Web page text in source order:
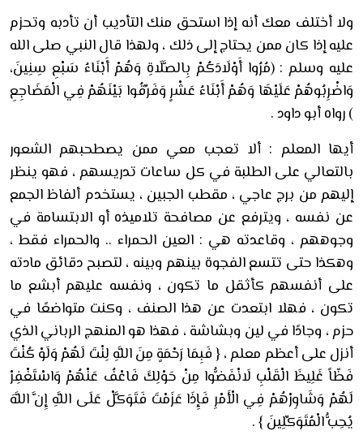
ولا أختلف معك أنه إذا استحق منك التأديب أن تأدبه وتحزم
عليه إذا كان ممن يحتاج إلى ذلك ، ولهذا قال النبي صلى الله
عليه وسلم : (مُرُوا أَوْلَادَكُمْ بِالصَّلَاةِ وَهُمْ أَبْنَاءُ سَبْعِ سِنِينَ،
وَاضْرِبُوهُمْ عَلَيْهَا وَهُمْ أَبْنَاءُ عَشْرٍ وَفَرِّقُوا بَيْنَهُمْ فِي الْمَضَاجِعِ
) رواه أبو داود .
أيها المعلم : ألا تعجب معي ممن يصطحبهم الشعور
بالتعالي على الطلبة في كل ساعات تدريسهم ، فهو ينظر
إليهم من برج عاجي ، مقطب الجبين ، يستخدم ألفاظ الجمع
عن نفسه ، ويترفع عن مصافحة تلاميذه أو الابتسامة في
وجوههم ، وقاعدته هي : العين الحمراء .. والحمراء فقط ،
وهكذا حتى تتسع الفجوة بينهم وبينه ، لتصبح دقائق مادته
على أنفسهم كأثقل ما تكون ، ونفسه عليهم أبشع ما
تكون ، فهلا ابتعدت عن هذا الصنف ، وكنت متواضعًا في
حزم ، وجادًا في لين وبشاشة ، فهذا هو المنهج الرباني الذي
أنزل على أعظم معلم ، {فَبِمَا رَحْمَةٍ مِنَ اللَّهِ لِنْتَ لَهُمْ وَلَوْ كُنْتَ
فَظّاً غَلِيظَ الْقَلْبِ لَانْفَضُّوا مِنْ حَوْلِكَ فَاعْفُ عَنْهُمْ وَاسْتَغْفِرْ
لَهُمْ وَشَاوِرْهُمْ فِي الْأَمْرِ فَإِذَا عَزَمْتَ فَتَوَكَّلْ عَلَى اللَّهِ إِنَّ اللَّهَ
يُحِبُّ الْمُتَوَكِّلِينَ } .